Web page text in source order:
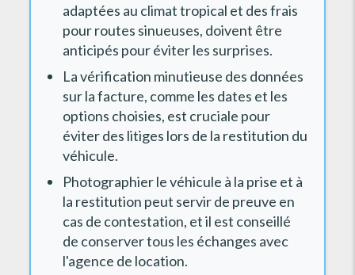
adaptées au climat tropical et des frais
pour routes sinueuses, doivent être
anticipés pour éviter les surprises.
La vérification minutieuse des données
sur la facture, comme les dates et les
options choisies, est cruciale pour
éviter des litiges lors de la restitution du
véhicule.
Photographier le véhicule à la prise et à
la restitution peut servir de preuve en
cas de contestation, et il est conseillé
de conserver tous les échanges avec
l'agence de location.